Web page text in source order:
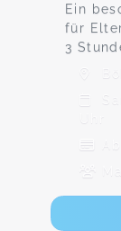
Ein
für
3